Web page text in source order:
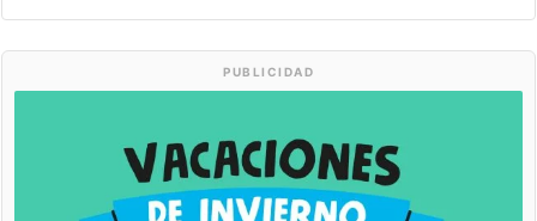
PUBLICIDAD